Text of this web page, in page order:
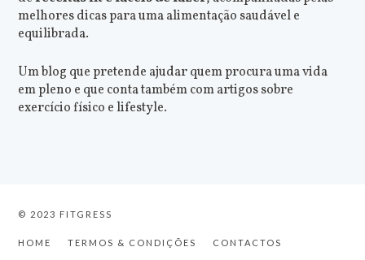
melhores dicas para uma alimentação saudável e
equilibrada.
Um blog que pretende ajudar quem procura uma vida
em pleno e que conta também com artigos sobre
exercício físico e lifestyle.
© 2023 FITGRESS
HOME TERMOS & CONDIÇÕES CONTACTOS